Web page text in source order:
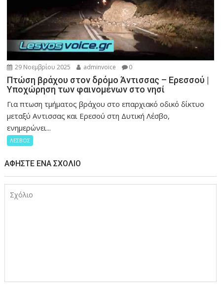
29 Νοεμβρίου 2025 adminvoice 0
Πτώση βράχου στον δρόμο Άντισσας – Ερεσσού |
Υποχώρηση των φαινομένων στο νησί
Για πτωση τμήματος βράχου στο επαρχιακό οδικό δίκτυο
μεταξύ Αντισσας και Ερεσού στη Δυτική Λέσβο,
ενημερώνει...
ΛΕΣΒΟΣ
ΑΦΉΣΤΕ ΈΝΑ ΣΧΌΛΙΟ